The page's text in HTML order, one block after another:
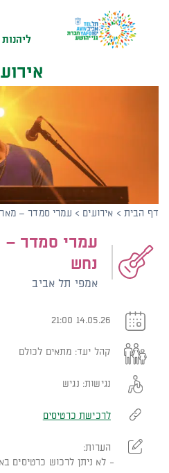
דף הבית > אירועים > עמרי סמדר –
עמרי סמדר
נחש
אמפי תל אביב
14.05.26 21:00
קהל יעד: מתאים לכולם
נגישות: נגיש
לרכישת כרטיסים
הערות:
לא ניתן לרכוש כרטיסים